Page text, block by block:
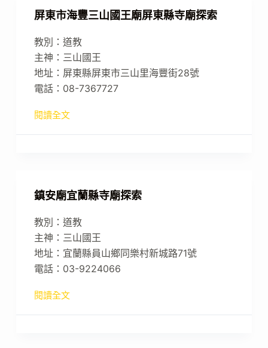
屏東市海豐三山國王廟屏東縣寺廟探索
教別：道教
主神：三山國王
地址：屏東縣屏東市三山里海豐街28號
電話：08-7367727
閱讀全文
鎮安廟宜蘭縣寺廟探索
教別：道教
主神：三山國王
地址：宜蘭縣員山鄉同樂村新城路71號
電話：03-9224066
閱讀全文